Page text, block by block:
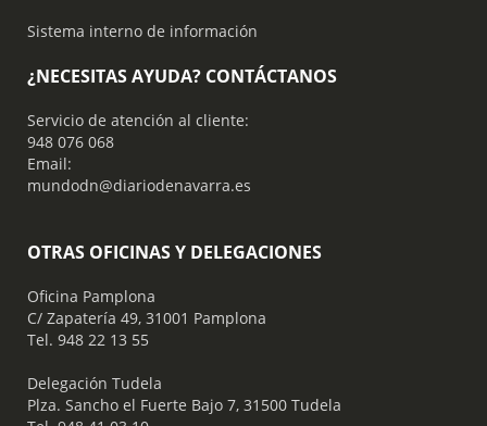
Sistema interno de información
¿NECESITAS AYUDA? CONTÁCTANOS
Servicio de atención al cliente:
948 076 068
Email:
mundodn@diariodenavarra.es
OTRAS OFICINAS Y DELEGACIONES
Oficina Pamplona
C/ Zapatería 49, 31001 Pamplona
Tel. 948 22 13 55
​ Delegación Tudela
Plza. Sancho el Fuerte Bajo 7, 31500 Tudela